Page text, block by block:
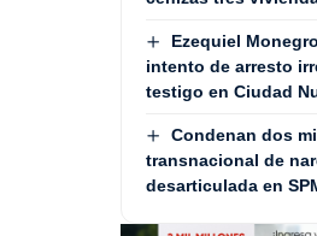
Ezequiel
intento de arresto
testigo en Ciudad
Condenan dos
transnacional de
desarticulada en